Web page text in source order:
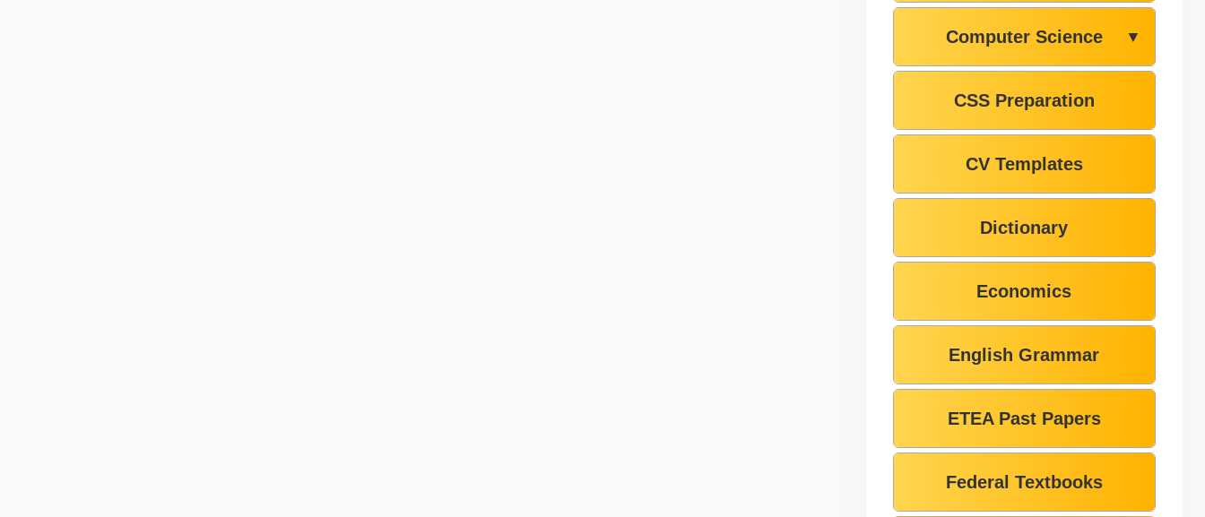
Computer Science ▼
CSS Preparation
CV Templates
Dictionary
Economics
English Grammar
ETEA Past Papers
Federal Textbooks